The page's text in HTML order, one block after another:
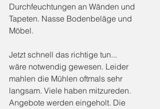
Durchfeuchtungen an Wänden und
Tapeten. Nasse Bodenbeläge und
Möbel.
Jetzt schnell das richtige tun...
wäre notwendig gewesen. Leider
mahlen die Mühlen oftmals sehr
langsam. Viele haben mitzureden.
Angebote werden eingeholt. Die